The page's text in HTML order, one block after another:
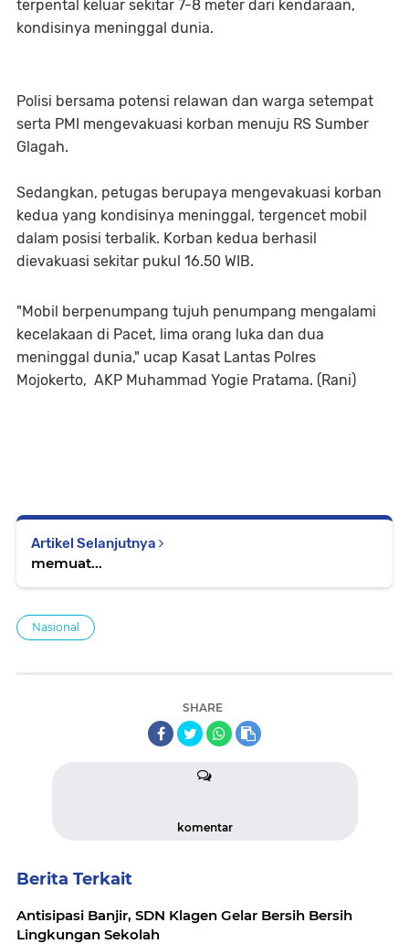
terpental keluar sekitar 7-8 meter dari kendaraan,
kondisinya meninggal dunia.
Polisi bersama potensi relawan dan warga setempat
serta PMI mengevakuasi korban menuju RS Sumber
Glagah.
Sedangkan, petugas berupaya mengevakuasi korban
kedua yang kondisinya meninggal, tergencet mobil
dalam posisi terbalik. Korban kedua berhasil
dievakuasi sekitar pukul 16.50 WIB.
"Mobil berpenumpang tujuh penumpang mengalami
kecelakaan di Pacet, lima orang luka dan dua
meninggal dunia," ucap Kasat Lantas Polres
Mojokerto, AKP Muhammad Yogie Pratama. (Rani)
Artikel Selanjutnya
memuat...
Nasional
SHARE
komentar
Berita Terkait
Antisipasi Banjir, SDN Klagen Gelar Bersih Bersih
Lingkungan Sekolah